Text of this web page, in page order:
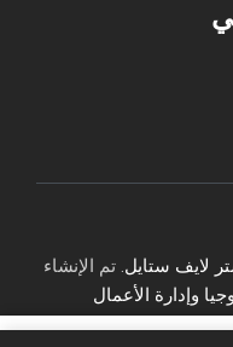
لايف ستايل. تم الإنشاء
وإدارة الأعمال